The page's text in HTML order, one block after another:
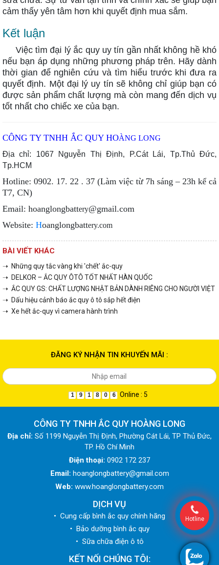
cảm thấy yên tâm hơn khi quyết định mua sắm.
Kết luận
Việc tìm đại lý ắc quy uy tín gần nhất không hề khó
nếu bạn áp dụng những phương pháp trên. Hãy dành
thời gian để nghiên cứu và tìm hiểu trước khi đưa ra
quyết định. Một đại lý uy tín sẽ không chỉ giúp bạn có
được sản phẩm chất lượng mà còn mang đến dịch vụ
tốt nhất cho chiếc xe của bạn.
CÔNG TY TNHH ẮC QUY HOÀNG LONG
Địa chỉ: 1067 Nguyễn Thị Định, P.Cát Lái, Tp.Thủ Đức,
Tp.HCM
Hotline: 0902. 17. 22 . 37 (Làm việc từ 7h sáng – 23h kể cả
T7, CN)
Email: hoanglongbattery@gmail.com
Website: Hoanglongbattery.com
BÀI VIẾT KHÁC
➝ Những quy tắc vàng khi 'chết' ắc-quy
➝ DELKOR – ẮC QUY ÔTÔ TỐT NHẤT HÀN QUỐC
➝ ẮC QUY GS: CHẤT LƯỢNG NHẬT BẢN DÀNH RIÊNG CHO NGƯỜI VIỆT
➝ Dấu hiệu cảnh báo ắc quy ô tô sắp hết điện
➝ Xe hết ắc-quy vì camera hành trình
ĐĂNG KÝ NHẬN TIN KHUYẾN MÃI :
1 9 1 8 0 6 Online : 5
CÔNG TY TNHH ẮC QUY HOÀNG LONG
Địa chỉ: Số 1199 Nguyễn Thị Định, Phường Cát Lái, TP Thủ Đức,
TP. Hồ Chí Minh
Điện thoại: 0902 172 237
Email: hoanglongbattery@gmail.com
Web: www.hoanglongbattery.com
DỊCH VỤ
• Cung cấp bình ắc quy chính hãng
• Bảo dưỡng bình ắc quy
• Sữa chữa điện ô tô
KẾT NỐI CHÚNG TÔI:
Hotline